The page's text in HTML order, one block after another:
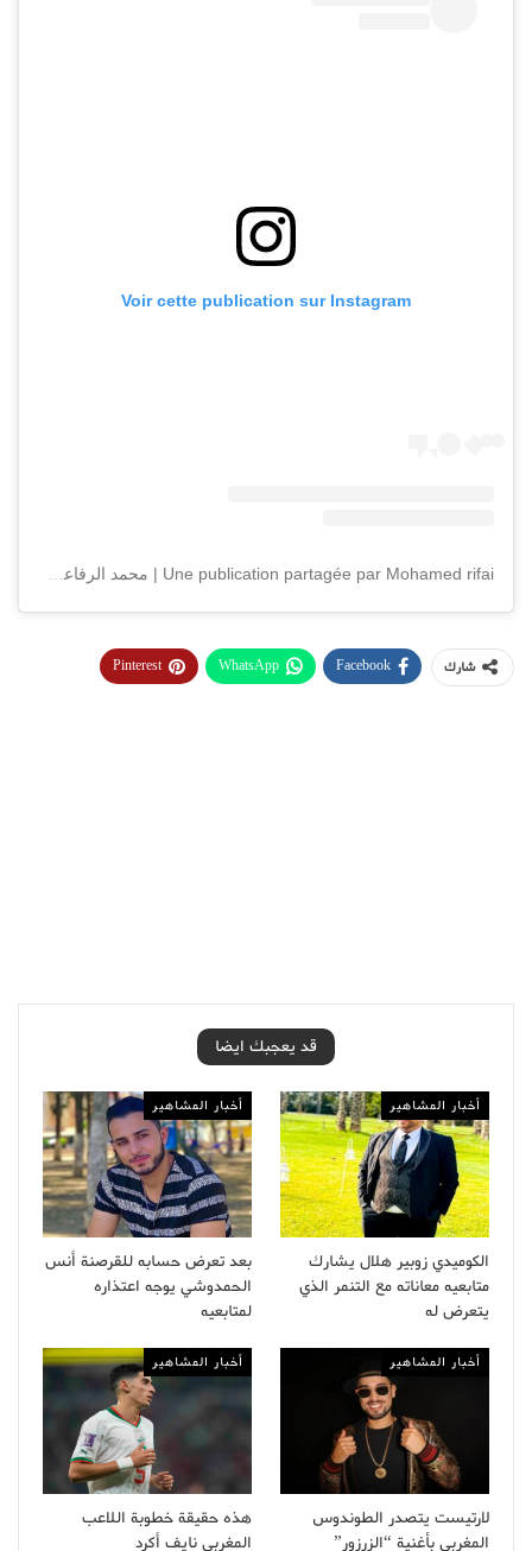
Voir cette publication sur Instagram
شارك Facebook
WhatsApp
Pinterest
قد يعجبك ايضا
أخبار المشاهير
الكوميدي زوبير هلال يشارك
متابعيه معاناته مع التنمر الذي
يتعرض له
أخبار المشاهير
بعد تعرض حسابه للقرصنة أنس
الحمدوشي يوجه اعتذاره
لمتابعيه
أخبار المشاهير
لارتيست يتصدر الطوندوس
المغربي بأغنية “الزرزور”
أخبار المشاهير
هذه حقيقة خطوبة اللاعب
المغربي نايف أكرد